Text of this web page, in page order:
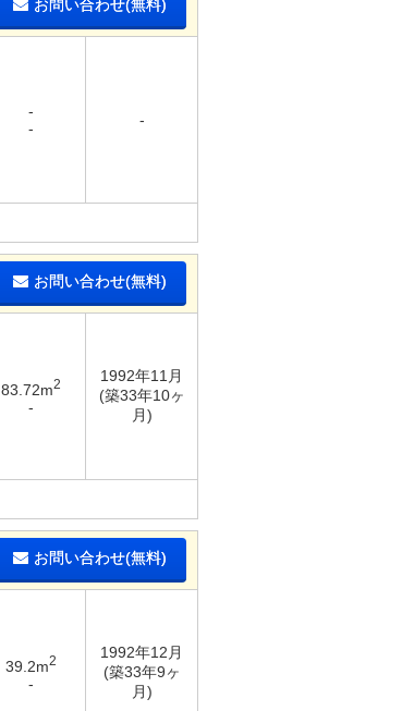
お問い合わせ(無料)
-
-
-
お問い合わせ(無料)
83.72m2
-
1992年11月
(築33年10ヶ
月)
お問い合わせ(無料)
39.2m2
-
1992年12月
(築33年9ヶ
月)